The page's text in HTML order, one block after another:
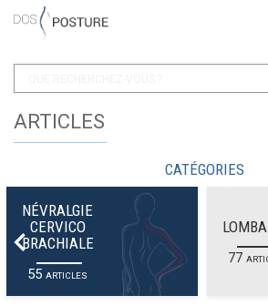
ARTICLES
CATÉGORIES
NÉVRALGIE
CERVICO
BRACHIALE
55ARTICLES
77